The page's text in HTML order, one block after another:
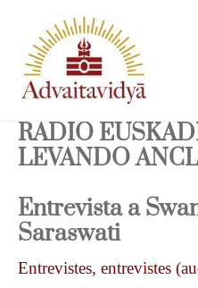
contingut
RADIO
LEVANDO
Entrevista a
Saraswati
Entrevistes, entrevistes